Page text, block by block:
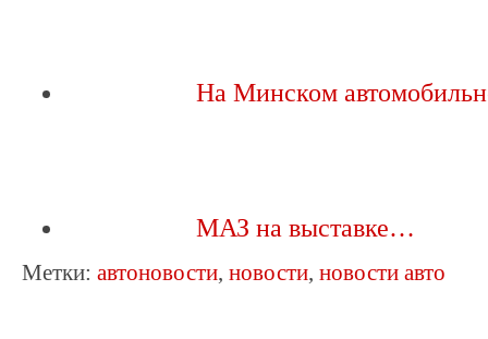
На Минском
МАЗ на выставке…
Метки: автоновости, новости, новости авто